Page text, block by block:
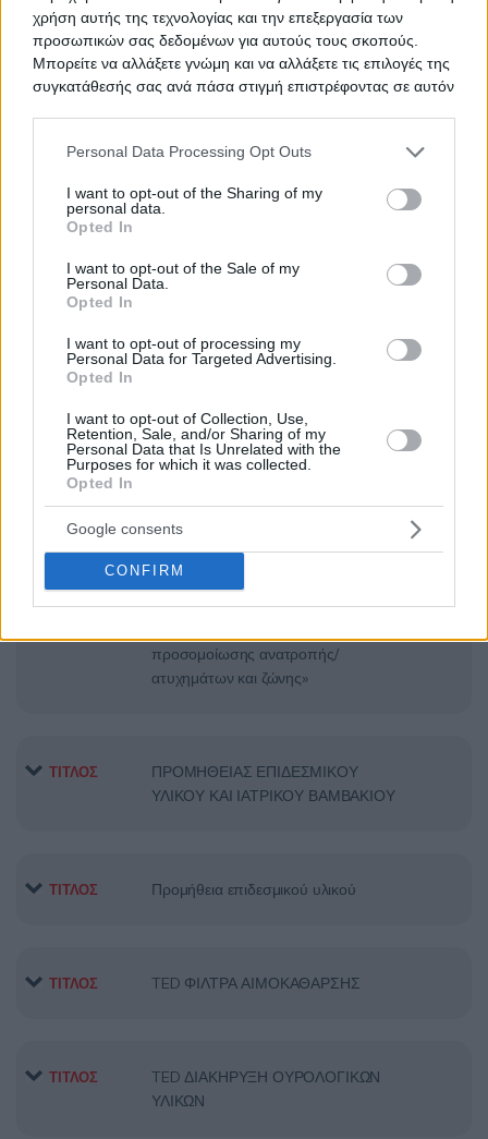
χρήση αυτής της τεχνολογίας και την επεξεργασία των
προσωπικών σας δεδομένων για αυτούς τους σκοπούς.
Μπορείτε να αλλάξετε γνώμη και να αλλάξετε τις επιλογές της
συγκατάθεσής σας ανά πάσα στιγμή επιστρέφοντας σε αυτόν
Please note that this website/app uses one or more Google
not limited to your visit or usage behaviour. You may click to
grant or deny consent to Google and its third-party tags to
use your data for below specified purposes in below Google
consent section.
Personal Data Processing Opt Outs
I want to opt-out of the Sharing of my
personal data.
Opted In
I want to opt-out of the Sale of my
Personal Data.
Opted In
I want to opt-out of processing my
Personal Data for Targeted Advertising.
Opted In
I want to opt-out of Collection, Use,
Retention, Sale, and/or Sharing of my
Personal Data that Is Unrelated with the
Purposes for which it was collected.
Opted In
Google consents
CONFIRM
ΤΙΤΛΟΣ
Προμήθεια 15 μηχανών
αιμοκάθαρσης
ΤΙΤΛΟΣ
Προμήθεια επιστημονικού οργάνου
ηλεκτροστατικής ινοποίησης
(Electrospinning)
ΤΙΤΛΟΣ
ΤΙΤΛΟΣ
ΣΥΝΤΗΡΗΣΗΣ ΙΑΤΡΙΚΟΥ
ΕΞΟΠΛΙΣΜΟΥ
προσομοίωσης ανατροπής/
ατυχημάτων και ζώνης»
ΤΙΤΛΟΣ
ΠΡΟΜΗΘΕΙΑΣ ΕΠΙΔΕΣΜΙΚΟΥ
ΥΛΙΚΟΥ ΚΑΙ ΙΑΤΡΙΚΟΥ ΒΑΜΒΑΚΙΟΥ
ΤΙΤΛΟΣ Προμήθεια επιδεσμικού υλικού
ΤΙΤΛΟΣ TED ΦΙΛΤΡΑ ΑΙΜΟΚΑΘΑΡΣΗΣ
ΤΙΤΛΟΣ
TED ΔΙΑΚΗΡΥΞΗ ΟΥΡΟΛΟΓΙΚΩΝ
ΥΛΙΚΩΝ